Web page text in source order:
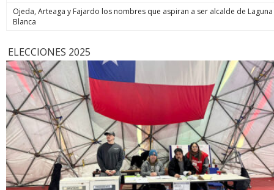
Ojeda, Arteaga y Fajardo los nombres que aspiran a ser alcalde de Laguna
Blanca
ELECCIONES 2025